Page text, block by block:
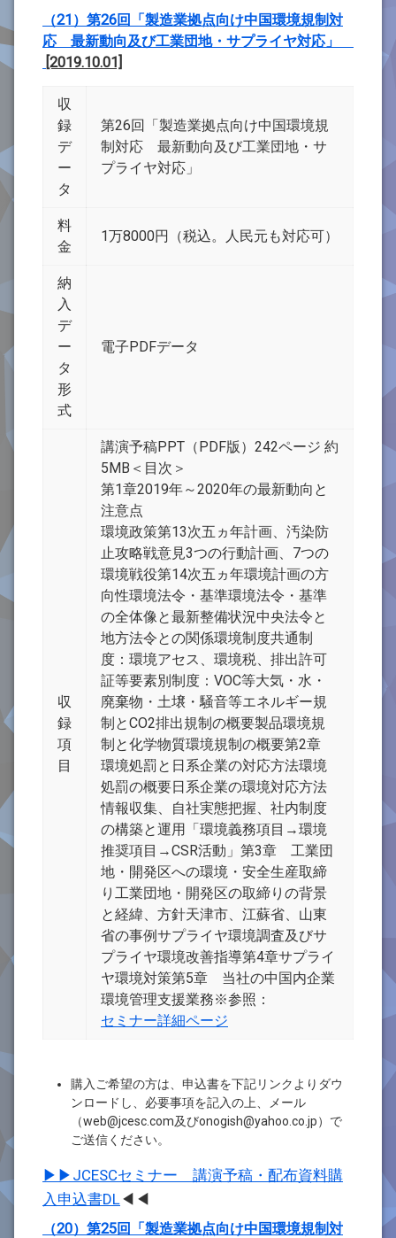
（21）第26回「製造業拠点向け中国環境規制対
応 最新動向及び工業団地・サプライヤ対応」
[2019.10.01]
収
録
デ
ー
タ
第26回「製造業拠点向け中国環境規
制対応 最新動向及び工業団地・サ
プライヤ対応」
料
金
1万8000円（税込。人民元も対応可）
納
入
デ
ー
タ
形
式
電子PDFデータ
収
録
項
目
講演予稿PPT（PDF版）242ページ 約
5MB＜目次＞
第1章2019年～2020年の最新動向と
注意点
環境政策第13次五ヵ年計画、汚染防
止攻略戦意見3つの行動計画、7つの
環境戦役第14次五ヵ年環境計画の方
向性環境法令・基準環境法令・基準
の全体像と最新整備状況中央法令と
地方法令との関係環境制度共通制
度：環境アセス、環境税、排出許可
証等要素別制度：VOC等大気・水・
廃棄物・土壌・騒音等エネルギー規
制とCO2排出規制の概要製品環境規
制と化学物質環境規制の概要第2章
環境処罰と日系企業の対応方法環境
処罰の概要日系企業の環境対応方法
情報収集、自社実態把握、社内制度
の構築と運用「環境義務項目→環境
推奨項目→CSR活動」第3章 工業団
地・開発区への環境・安全生産取締
り工業団地・開発区の取締りの背景
と経緯、方針天津市、江蘇省、山東
省の事例サプライヤ環境調査及びサ
プライヤ環境改善指導第4章サプライ
ヤ環境対策第5章 当社の中国内企業
環境管理支援業務※参照：
セミナー詳細ページ
購入ご希望の方は、申込書を下記リンクよりダウ
ンロードし、必要事項を記入の上、メール
（web@jcesc.com及びonogish@yahoo.co.jp）で
ご送信ください。
▶▶JCESCセミナー 講演予稿・配布資料購
入申込書DL◀◀
（20）第25回「製造業拠点向け中国環境規制対